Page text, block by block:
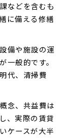
などを含むも
に備える修繕
備や施設の運
一般的です。
代、清掃費
念、共益費は
、実際の賃貸
ケースが大半